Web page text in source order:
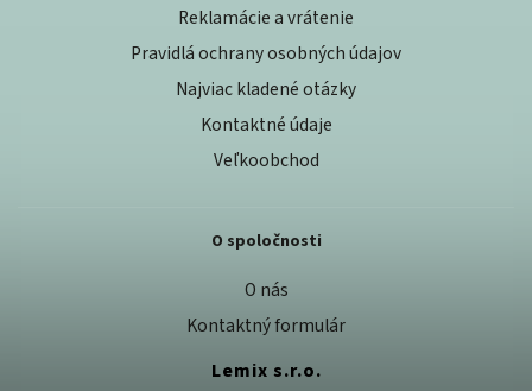
Reklamácie a vrátenie
Pravidlá ochrany osobných údajov
Najviac kladené otázky
Kontaktné údaje
Veľkoobchod
O spoločnosti
O nás
Kontaktný formulár
Lemix s.r.o.